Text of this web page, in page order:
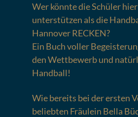
Wer könnte die Schüler
unterstützen als die
Hannover RECKEN?
Ein Buch voller
den Wettbewerb und
Handball!
Wie bereits bei der ersten
beliebten Fräulein Bella